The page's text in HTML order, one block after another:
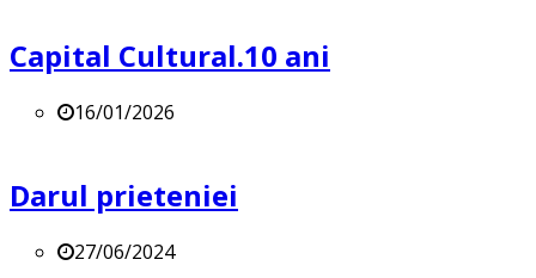
Capital Cultural.10 ani
16/01/2026
Darul prieteniei
27/06/2024